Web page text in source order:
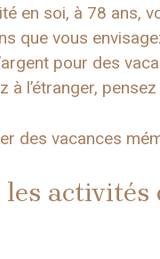
en soi, à 78 ans,
que vous
pour des
à l’étranger,
des vacances